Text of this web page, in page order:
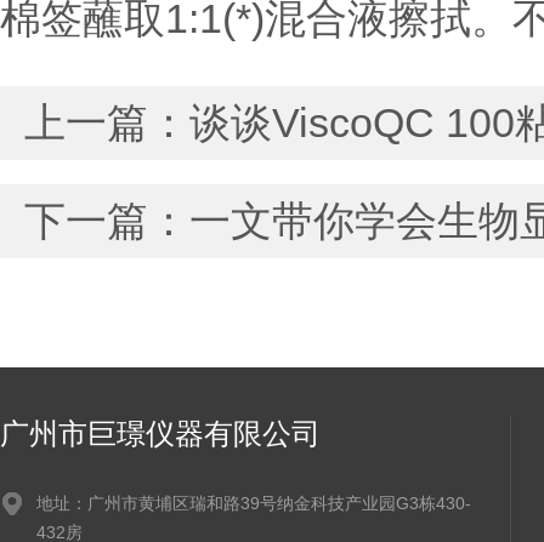
棉签蘸取1:1(*)混合液擦拭。
上一篇： 谈谈ViscoQC 100
下一篇： 一文带你学会生物
广州市巨璟仪器有限公司
地址：广州市黄埔区瑞和路39号纳金科技产业园G3栋430-
432房